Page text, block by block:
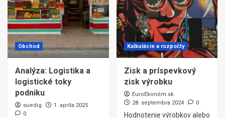
Obchod
Analýza: Logistika a
logistické toky
podniku
suedig
1. apríla 2025
0
Kalkulácie a rozpočty
Zisk a príspevkový
zisk výrobku
EuroEkonóm.sk
28. septembra 2024
0
Hodnotenie výrobkov alebo